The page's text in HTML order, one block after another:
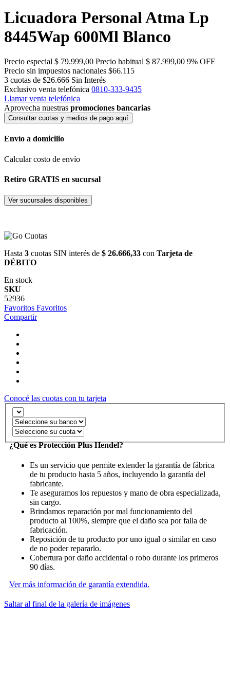
Licuadora Personal Atma Lp
8445Wap 600Ml Blanco
Precio especial $ 79.999,00 Precio habitual $ 87.999,00 9% OFF
Precio sin impuestos nacionales $66.115
3 cuotas de $26.666 Sin Interés
Exclusivo venta telefónica 0810-333-9435
Llamar venta telefónica
Aprovecha nuestras promociones bancarias
Consultar cuotas y medios de pago aquí
Envío a domicilio
Calcular costo de envío
Retiro GRATIS en sucursal
Ver sucursales disponibles
Hasta 3 cuotas SIN interés de $ 26.666,33 con Tarjeta de
DÉBITO
En stock
SKU
52936
Favoritos Favoritos
Compartir
Conocé las cuotas con tu tarjeta
¿Qué es Protección Plus Hendel?
Es un servicio que permite extender la garantía de fábrica
de tu producto hasta 5 años, incluyendo la garantía del
fabricante.
Te aseguramos los repuestos y mano de obra especializada,
sin cargo.
Brindamos reparación por mal funcionamiento del
producto al 100%, siempre que el daño sea por falla de
fabricación.
Reposición de tu producto por uno igual o similar en caso
de no poder repararlo.
Cobertura por daño accidental o robo durante los primeros
90 días.
Ver más información de garantía extendida.
Saltar al final de la galería de imágenes